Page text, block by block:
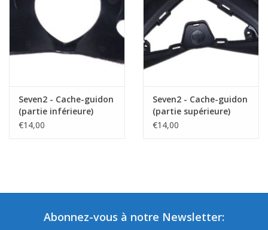
Seven2 - Cache-guidon
(partie inférieure)
€14,00
Seven2 - Cache-guidon
(partie supérieure)
€14,00
Abonnez-vous à notre Newsletter: